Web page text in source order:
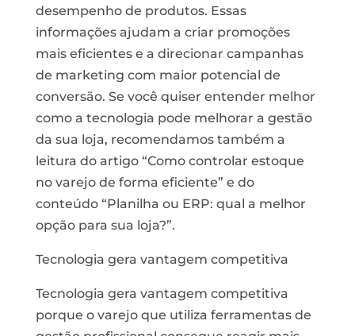
desempenho de produtos. Essas
informações ajudam a criar promoções
mais eficientes e a direcionar campanhas
de marketing com maior potencial de
conversão. Se você quiser entender melhor
como a tecnologia pode melhorar a gestão
da sua loja, recomendamos também a
leitura do artigo “Como controlar estoque
no varejo de forma eficiente” e do
conteúdo “Planilha ou ERP: qual a melhor
opção para sua loja?”.
Tecnologia gera vantagem competitiva
Tecnologia gera vantagem competitiva
porque o varejo que utiliza ferramentas de